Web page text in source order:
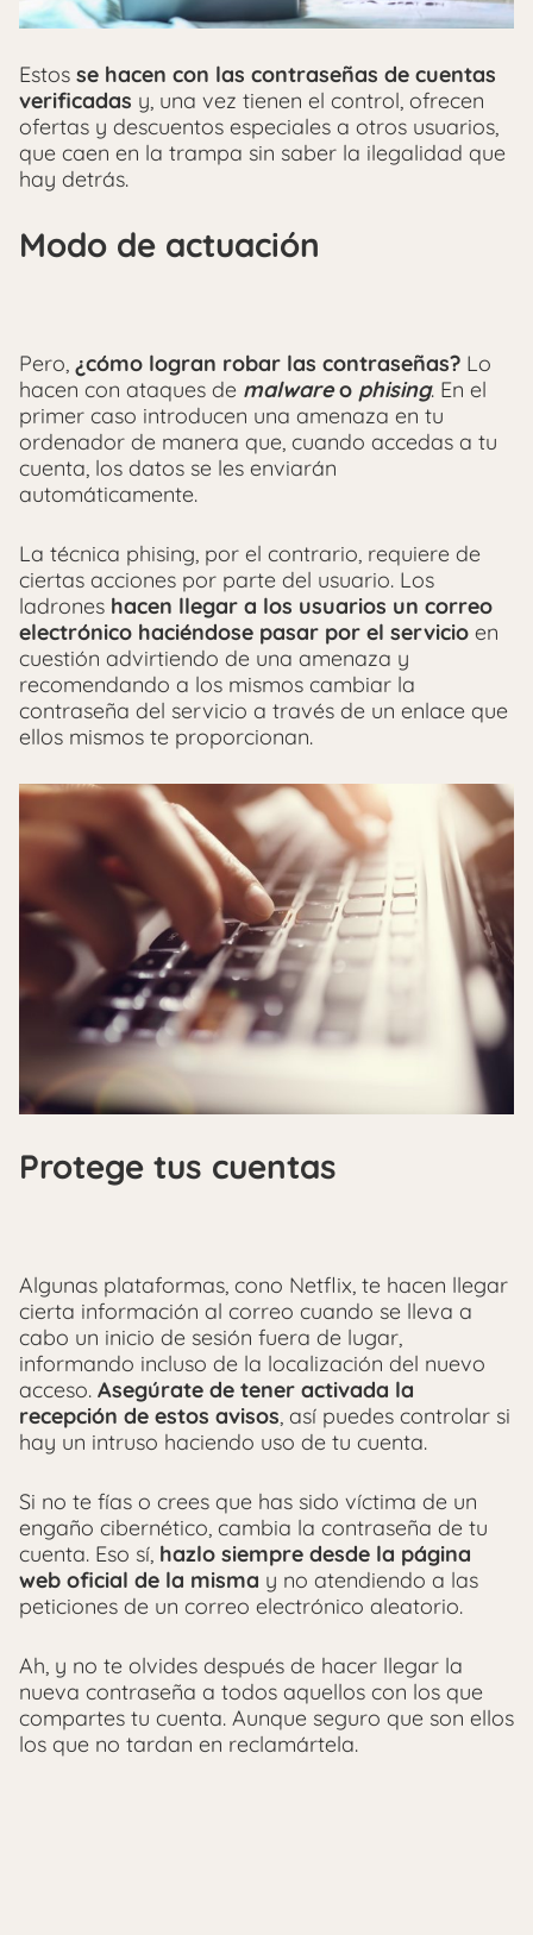
Estos se hacen con las contraseñas de cuentas
verificadas y, una vez tienen el control, ofrecen
ofertas y descuentos especiales a otros usuarios,
que caen en la trampa sin saber la ilegalidad que
hay detrás.
Modo de actuación
Pero, ¿cómo logran robar las contraseñas? Lo
hacen con ataques de malwareo phising. En el
primer caso introducen una amenaza en tu
ordenador de manera que, cuando accedas a tu
cuenta, los datos se les enviarán
automáticamente.
La técnica phising, por el contrario, requiere de
ciertas acciones por parte del usuario. Los
ladrones hacen llegar a los usuarios un correo
electrónico haciéndose pasar por el servicio en
cuestión advirtiendo de una amenaza y
recomendando a los mismos cambiar la
contraseña del servicio a través de un enlace que
ellos mismos te proporcionan.
Protege tus cuentas
Algunas plataformas, cono Netflix, te hacen llegar
cierta información al correo cuando se lleva a
cabo un inicio de sesión fuera de lugar,
informando incluso de la localización del nuevo
acceso. Asegúrate de tener activada la
recepción de estos avisos, así puedes controlar si
hay un intruso haciendo uso de tu cuenta.
Si no te fías o crees que has sido víctima de un
engaño cibernético, cambia la contraseña de tu
cuenta. Eso sí, hazlo siempre desde la página
web oficial de la misma y no atendiendo a las
peticiones de un correo electrónico aleatorio.
Ah, y no te olvides después de hacer llegar la
nueva contraseña a todos aquellos con los que
compartes tu cuenta. Aunque seguro que son ellos
los que no tardan en reclamártela.